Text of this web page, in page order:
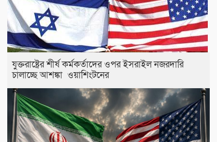
যুক্তরাষ্ট্রের শীর্ষ কর্মকর্তাদের ওপর ইসরাইল নজরদারি
চালাচ্ছে আশঙ্কা ওয়াশিংটনের